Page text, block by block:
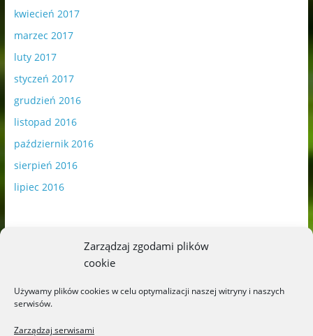
Zarządzaj zgodami plików
cookie
Używamy plików cookies w celu optymalizacji naszej witryny i naszych
serwisów.
Zarządzaj serwisami
kwiecień 2017
marzec 2017
luty 2017
styczeń 2017
grudzień 2016
listopad 2016
październik 2016
sierpień 2016
lipiec 2016